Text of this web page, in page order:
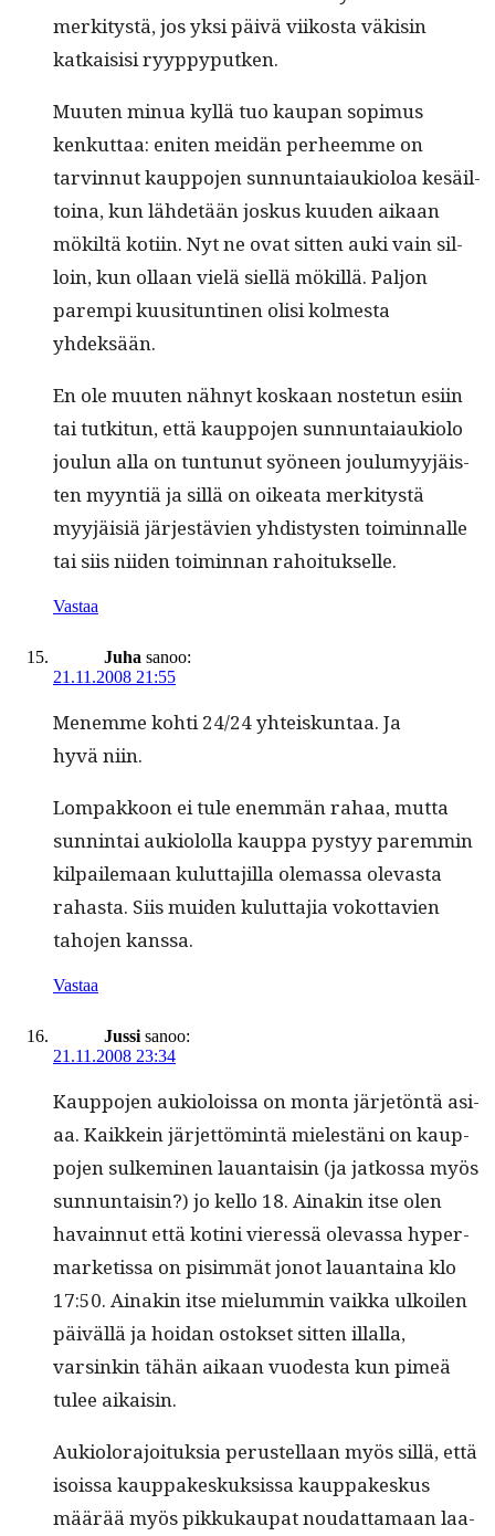
merk­i­tys­tä, jos yksi päivä viikos­ta väk­isin
katkai­sisi ryyppyputken.
Muuten min­ua kyl­lä tuo kau­pan sopimus
kenkut­taa: eniten mei­dän per­heemme on
tarvin­nut kaup­po­jen sun­nun­ta­iauki­oloa kesäil­
toina, kun lähde­tään joskus kuu­den aikaan
mök­iltä koti­in. Nyt ne ovat sit­ten auki vain sil­
loin, kun ollaan vielä siel­lä mökil­lä. Paljon
parem­pi kuusi­tun­ti­nen olisi kolmes­ta
yhdeksään.
En ole muuten näh­nyt koskaan nos­te­tun esi­in
tai tutk­i­tun, että kaup­po­jen sun­nun­ta­iauki­o­lo
joulun alla on tun­tunut syöneen joulumyyjäis­
ten myyn­tiä ja sil­lä on oikea­ta merk­i­tys­tä
myyjäisiä jär­jestävien yhdis­tys­ten toimin­nalle
tai siis niiden toimin­nan rahoitukselle.
Vastaa
Juha sanoo:
21.11.2008 21:55
Men­emme kohti 24/24 yhteiskun­taa. Ja
hyvä niin.
Lom­pakkoon ei tule enem­män rahaa, mut­ta
sun­nin­tai auki­olol­la kaup­pa pystyy parem­min
kil­paile­maan kulut­ta­jil­la ole­mas­sa olev­as­ta
rahas­ta. Siis muiden kulut­ta­jia vokot­tavien
taho­jen kanssa.
Vastaa
Jussi sanoo:
21.11.2008 23:34
Kaup­po­jen auki­olois­sa on mon­ta jär­jetön­tä asi­
aa. Kaikkein jär­jet­tömintä mielestäni on kaup­
po­jen sulkem­i­nen lauan­taisin (ja jatkos­sa myös
sun­nun­taisin?) jo kel­lo 18. Ainakin itse olen
havain­nut että koti­ni vier­essä olevas­sa hyper­
mar­ketis­sa on pisim­mät jonot lauan­taina klo
17:50. Ainakin itse mielum­min vaik­ka ulkoilen
päiväl­lä ja hoidan ostok­set sit­ten illal­la,
varsinkin tähän aikaan vuodes­ta kun pimeä
tulee aikaisin.
Auki­olorajoituk­sia perustel­laan myös sil­lä, että
isois­sa kaup­pakeskuk­sis­sa kaup­pakeskus
määrää myös pikkukau­pat nou­dat­ta­maan laa­